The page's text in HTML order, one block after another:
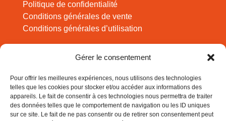
Gérer le consentement
Pour offrir les meilleures expériences, nous utilisons des technologies
telles que les cookies pour stocker et/ou accéder aux informations des
appareils. Le fait de consentir à ces technologies nous permettra de traiter
des données telles que le comportement de navigation ou les ID uniques
sur ce site. Le fait de ne pas consentir ou de retirer son consentement peut
Politique de confidentialité
Conditions générales de vente
Conditions générales d’utilisation
Pour des expériences à faire en famille, des